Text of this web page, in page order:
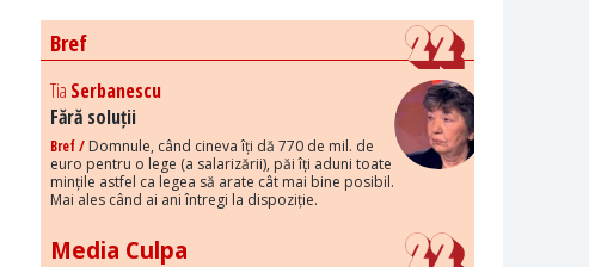
Bref
Tia Serbanescu
Fără soluții
Bref / Domnule, când cineva îți dă 770 de mil. de
euro pentru o lege (a salarizării), păi îți aduni toate
mințile astfel ca legea să arate cât mai bine posibil.
Mai ales când ai ani întregi la dispoziție.
Media Culpa